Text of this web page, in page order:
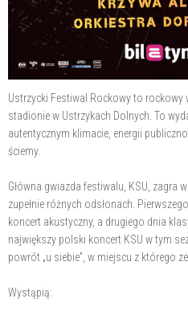
Ustrzycki Festiwal Rockowy to rockowy
stadionie w Ustrzykach Dolnych. To
autentycznym klimacie, energii
ściemy.
Główna gwiazda festiwalu, KSU, zagra
zupełnie różnych odsłonach.
koncert akustyczny, a drugiego dnia
największy polski koncert KSU w tym
powrót „u siebie”, w miejscu z którego
Wystąpią: